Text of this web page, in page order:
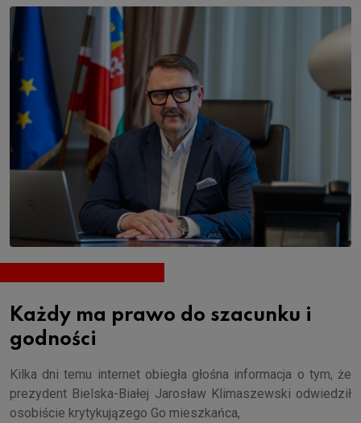
Każdy ma prawo do szacunku i
godności
Kilka dni temu internet obiegła głośna informacja o tym, że
prezydent Bielska-Białej Jarosław Klimaszewski odwiedził
osobiście krytykujązego Go mieszkańca,